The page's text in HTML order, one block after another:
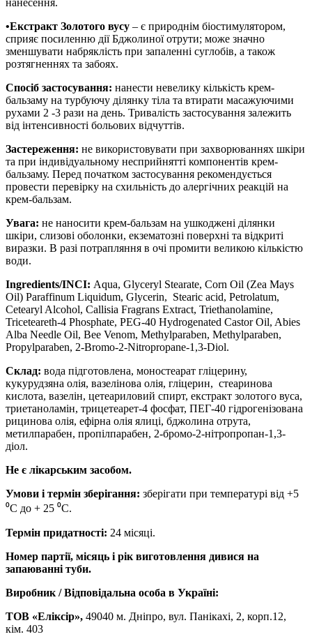
нанесення.
•Екстракт Золотого вусу – є природнім біостимулятором,
сприяє посиленню дії Бджолиної отрути; може значно
зменшувати набряклість при запаленні суглобів, а також
розтягненнях та забоях.
Спосіб застосування: нанести невелику кількість крем-
бальзаму на турбуючу ділянку тіла та втирати масажуючими
рухами 2 -3 рази на день. Тривалість застосування залежить
від інтенсивності больових відчуттів.
Застереження: не використовувати при захворюваннях шкіри
та при індивідуальному несприйнятті компонентів крем-
бальзаму. Перед початком застосування рекомендується
провести перевірку на схильність до алергічних реакцій на
крем-бальзам.
Увага: не наносити крем-бальзам на ушкоджені ділянки
шкіри, слизові оболонки, екзематозні поверхні та відкриті
виразки. В разі потрапляння в очі промити великою кількістю
води.
Ingrеdients/INCI: Aqua, Glyceryl Stearate, Corn Oil (Zea Mays
Oil) Paraffinum Liquidum, Glycerin, Stearic acid, Petrolatum,
Сetearyl Alcohol, Callisia Fragrans Extract, Triethanolamine,
Triceteareth-4 Phosphate, PEG-40 Hydrogenated Castor Oil, Abies
Alba Needle Oil, Bee Venom, Methуlparaben, Methуlparaben,
Propуlparaben, 2-Bromo-2-Nitropropane-1,3-Diol.
Склад: вода підготовлена, моностеарат гліцерину,
кукурудзяна олія, вазелінова олія, гліцерин, стеаринова
кислота, вазелін, цетеариловий спирт, екстракт золотого вуса,
триетаноламін, трицетеарет-4 фосфат, ПЕГ-40 гідрогенізована
рицинова олія, ефірна олія ялиці, бджолина отрута,
метилпарабен, пропілпарабен, 2-бромо-2-нітропропан-1,3-
діол.
Не є лікарським засобом.
Умови і термін зберігання: зберігати при температурі від +5
⁰С до + 25 ⁰С.
Термін придатності: 24 місяці.
Номер партії, місяць і рік виготовлення дивися на
запаюванні туби.
Виробник / Відповідальна особа в Україні:
ТОВ «Еліксір», 49040 м. Дніпро, вул. Панікахі, 2, корп.12,
кім. 403